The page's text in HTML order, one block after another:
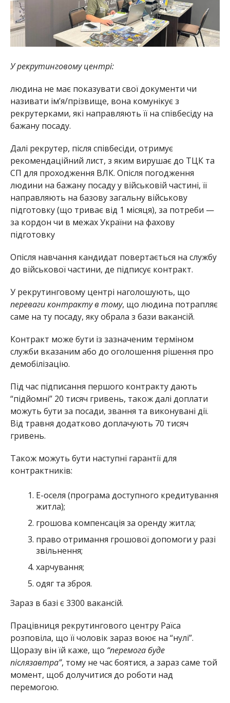
У рекрутинговому центрі:
людина не має показувати свої документи чи
називати ім’я/прізвище, вона комунікує з
рекрутерками, які направляють її на співбесіду на
бажану посаду.
Далі рекрутер, після співбесіди, отримує
рекомендаційний лист, з яким вирушає до ТЦК та
СП для проходження ВЛК. Опісля погодження
людини на бажану посаду у військовій частині, її
направляють на базову загальну військову
підготовку (що триває від 1 місяця), за потреби —
за кордон чи в межах України на фахову
підготовку
Опісля навчання кандидат повертається на службу
до військової частини, де підписує контракт.
У рекрутинговому центрі наголошують, що
переваги контракту в тому, що людина потрапляє
саме на ту посаду, яку обрала з бази вакансій.
Контракт може бути із зазначеним терміном
служби вказаним або до оголошення рішення про
демобілізацію.
Під час підписання першого контракту дають
“підйомні” 20 тисяч гривень, також далі доплати
можуть бути за посади, звання та виконувані дії.
Від травня додатково доплачують 70 тисяч
гривень.
Також можуть бути наступні гарантії для
контрактників:
Е-оселя (програма доступного кредитування
житла);
грошова компенсація за оренду житла;
право отримання грошової допомоги у разі
звільнення;
харчування;
одяг та зброя.
Зараз в базі є 3300 вакансій.
Працівниця рекрутингового центру Раїса
розповіла, що її чоловік зараз воює на “нулі”.
Щоразу він їй каже, що “перемога буде
післязавтра”, тому не час боятися, а зараз саме той
момент, щоб долучитися до роботи над
перемогою.